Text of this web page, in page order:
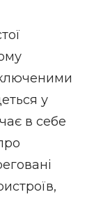
у
в себе